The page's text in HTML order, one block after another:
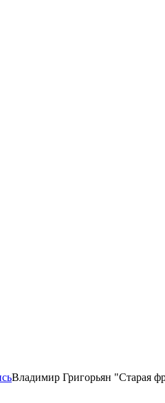
Владимир Григорьян "Старая